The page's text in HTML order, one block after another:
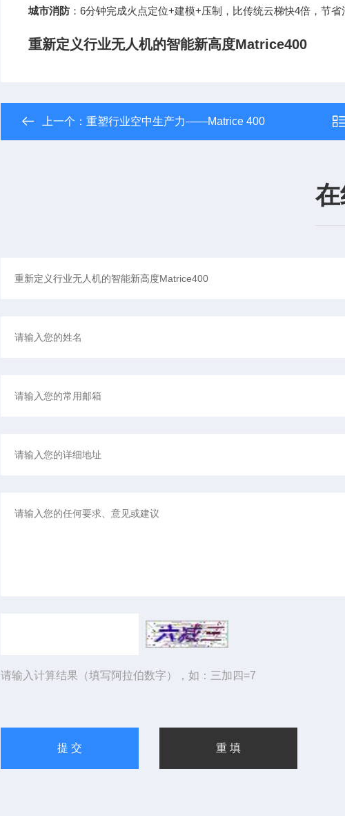
城市消防 ：6分钟完成火点定位+建模+压制，比传统云梯快4倍，节省
重新定义行业无人机的智能新高度Matrice400
上一个： 重塑行业空中生产力——Matrice 400
请输入计算结果（填写阿拉伯数字），如：三加四=7